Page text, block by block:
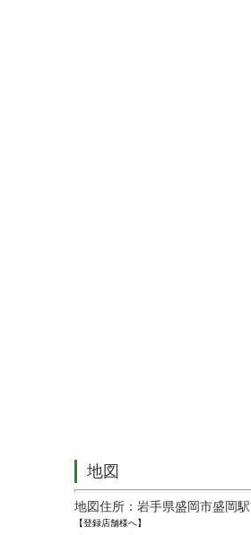
地図
地図住所：岩手県盛岡市盛岡駅
【登録店舗様へ】